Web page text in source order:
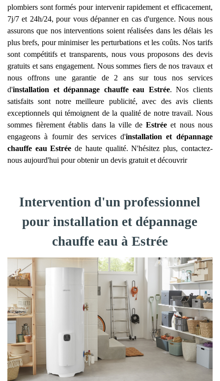
plombiers sont formés pour intervenir rapidement et efficacement,
7j/7 et 24h/24, pour vous dépanner en cas d'urgence. Nous nous
assurons que nos interventions soient réalisées dans les délais les
plus brefs, pour minimiser les perturbations et les coûts. Nos tarifs
sont compétitifs et transparents, nous vous proposons des devis
gratuits et sans engagement. Nous sommes fiers de nos travaux et
nous offrons une garantie de 2 ans sur tous nos services
d'installation et dépannage chauffe eau Estrée. Nos clients
satisfaits sont notre meilleure publicité, avec des avis clients
exceptionnels qui témoignent de la qualité de notre travail. Nous
sommes fièrement établis dans la ville deEstrée et nous nous
engageons à fournir des services d'installation et dépannage
chauffe eau Estrée de haute qualité. N'hésitez plus, contactez-
nous aujourd'hui pour obtenir un devis gratuit et découvrir
Intervention d'un professionnel
pour installation et dépannage
chauffe eau à Estrée